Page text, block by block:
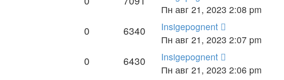
Пн авг 21, 2023 2:08 pm
0 6340
Insigepognent
Пн авг 21, 2023 2:07 pm
0 6430
Insigepognent
Пн авг 21, 2023 2:06 pm